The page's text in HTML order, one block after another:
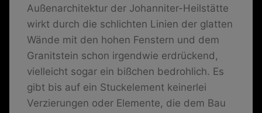
Außenarchitektur der Johanniter-Heilstätte
wirkt durch die schlichten Linien der glatten
Wände mit den hohen Fenstern und dem
Granitstein schon irgendwie erdrückend,
vielleicht sogar ein bißchen bedrohlich. Es
gibt bis auf ein Stuckelement keinerlei
Verzierungen oder Elemente, die dem Bau